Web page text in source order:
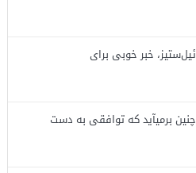
خبر خوبی برای
چنین برمیآید که توافقی به دست